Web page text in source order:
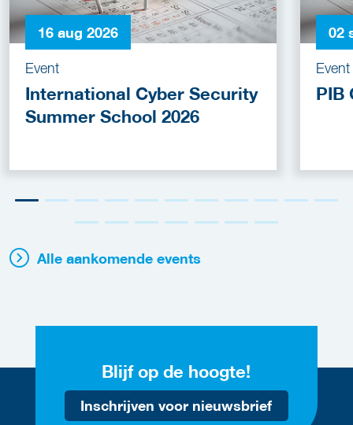
16 aug 2026
Event
International Cyber Security
Summer School 2026
02
Event
PIB
Alle aankomende events
Blijf op de hoogte!
Inschrijven voor nieuwsbrief